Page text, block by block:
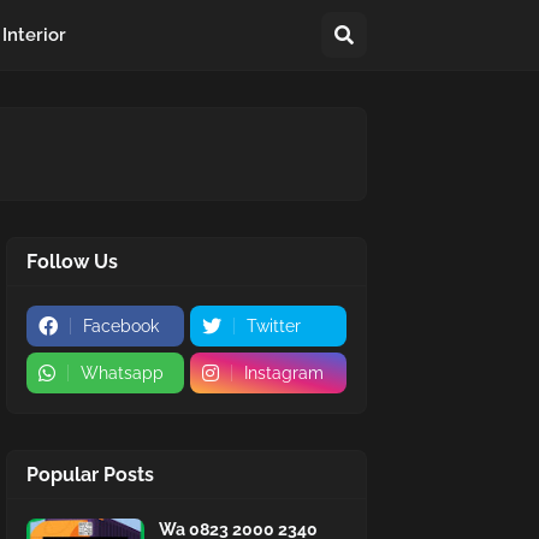
Interior
Follow Us
Facebook Twitter
Whatsapp Instagram
Popular Posts
Wa 0823 2000 2340